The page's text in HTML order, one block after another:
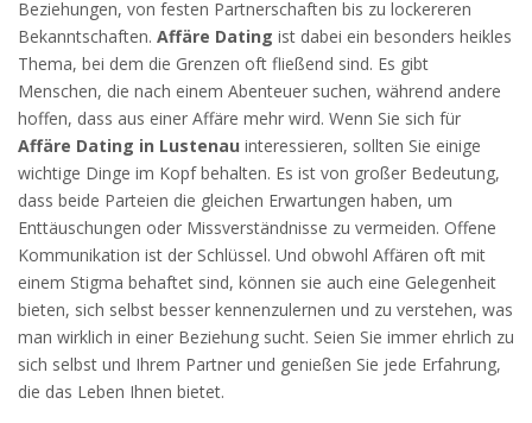
Mit meiner Anmeldung erkläre ich mich mit den
Nutzungsbedingungenund derDatenschutzerklärung
einverstanden. Ich erhalte Informationen und Angebote des
Betreibers per E-Mail, der Zusendung kann ich jederzeit
widersprechen.
JETZT ANMELDEN!
Beziehungen, von festen Partnerschaften bis zu lockereren
Bekanntschaften. Affäre Dating ist dabei ein besonders heikles
Thema, bei dem die Grenzen oft fließend sind. Es gibt
Menschen, die nach einem Abenteuer suchen, während andere
hoffen, dass aus einer Affäre mehr wird. Wenn Sie sich für
Affäre Dating in Lustenau interessieren, sollten Sie einige
wichtige Dinge im Kopf behalten. Es ist von großer Bedeutung,
dass beide Parteien die gleichen Erwartungen haben, um
Enttäuschungen oder Missverständnisse zu vermeiden. Offene
Kommunikation ist der Schlüssel. Und obwohl Affären oft mit
einem Stigma behaftet sind, können sie auch eine Gelegenheit
bieten, sich selbst besser kennenzulernen und zu verstehen, was
man wirklich in einer Beziehung sucht. Seien Sie immer ehrlich zu
sich selbst und Ihrem Partner und genießen Sie jede Erfahrung,
die das Leben Ihnen bietet.